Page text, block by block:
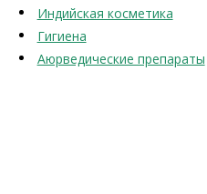
Индийская косметика
Гигиена
Аюрведические препараты